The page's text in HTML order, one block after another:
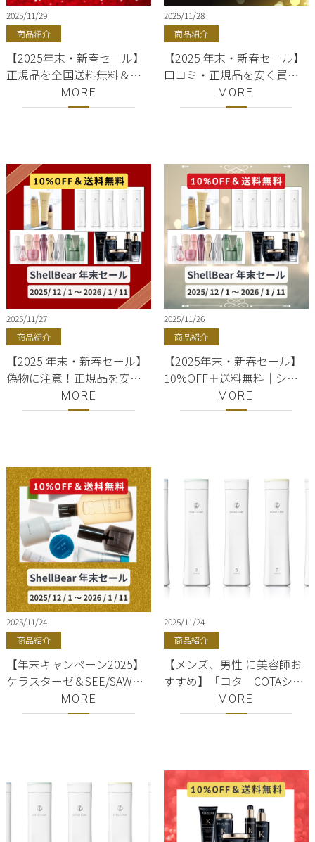
2025/11/29
商品紹介
【2025年末・新春セール】
正規品を全国送料無料＆
10%OFF｜COTA(コタ)・
KERASTASE(ケラスター
ShellBear
MORE
2025/11/28
商品紹介
【2025 年末・新春セール】
口コミ・正規品を安く買う
方法｜COTA(コタ)・
KERASTASE(ケラスター
ShellBear
MORE
2025/11/27
商品紹介
【2025 年末・新春セール】
偽物に注意！正規品を安く
買う方法｜シャンプー・ト
リートメント・オイルが
MORE
2025/11/26
商品紹介
【2025年末・新春セール】
10%OFF＋送料無料｜シャ
ンプー・トリートメント・
オイル｜正規販売店｜銀
MORE
2025/11/24
商品紹介
【年末キャンペーン2025】
ケラスターゼ＆SEE/SAWを
安く買う方法｜期間限定
10%OFF＋送料無料｜銀
MORE
2025/11/24
商品紹介
【メンズ、男性 に美容師お
すすめ】「コタ COTAシャ
ンプー＆トリートメント」
おすすめ3選／銀座美容院
MORE